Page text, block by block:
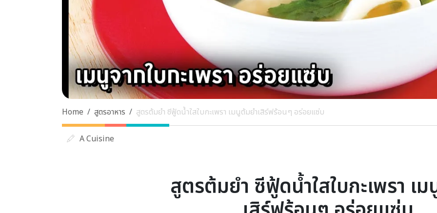
Home สูตรอาหาร สูตรต้มยำ ซีฟู้ดน้ำใสใบกะเพรา เมนูต้มยำเสิร์ฟร้อนๆ อร่อยแซ่บ
A Cuisine
สูตรต้มยำ ซีฟู้ดน้ำใสใบกะเพรา เ